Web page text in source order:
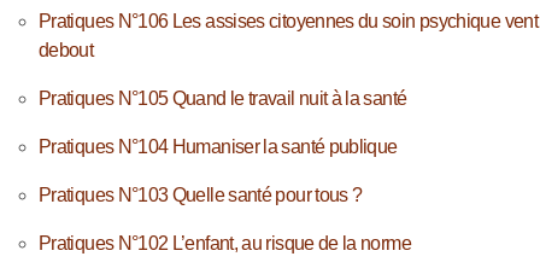
Pratiques N°106 Les assises citoyennes du soin psychique vent
debout
Pratiques N°105 Quand le travail nuit à la santé
Pratiques N°104 Humaniser la santé publique
Pratiques N°103 Quelle santé pour tous ?
Pratiques N°102 L’enfant, au risque de la norme